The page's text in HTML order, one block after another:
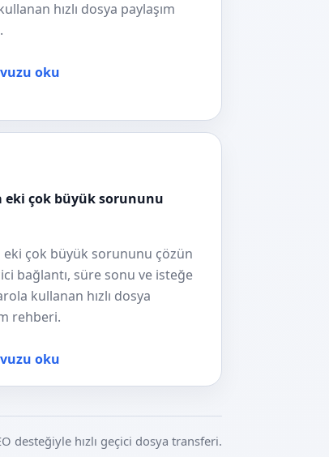
hızlı dosya paylaşım
oku
eki çok büyük sorununu
eki çok büyük sorununu çözün
bağlantı, süre sonu ve isteğe
kullanan hızlı dosya
rehberi.
oku
desteğiyle hızlı geçici dosya transferi.